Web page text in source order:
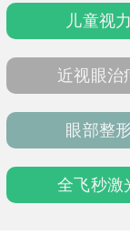
报
周
儿童视力
近视眼治
眼部整形
全飞秒激